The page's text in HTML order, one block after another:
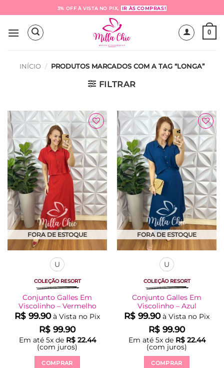
to
content
3% OFF À VISTA NO PIX, IR ÀS COMPRAS!
0
INÍCIO / PRODUTOS MARCADOS COM A TAG “LONGA”
FILTRAR
FORA DE ESTOQUE
U
COLEÇÃO RESORT
Conjunto Galles Em
Viscolinho – Vermelho
R$ 99.90 à Vista no Pix
R$ 99.90
Em até 5x de R$22.44
(com juros)
COMPRAR
FORA DE ESTOQUE
U
COLEÇÃO RESORT
Conjunto Galles Em
Viscolinho – Azul
R$ 99.90 à Vista no Pix
R$ 99.90
Em até 5x de R$22.44
(com juros)
COMPRAR